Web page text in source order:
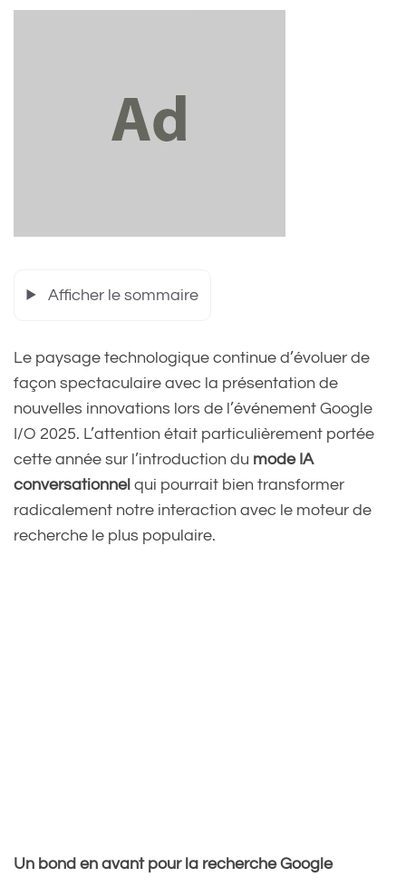
Afficher le sommaire
Le paysage technologique continue d’évoluer de
façon spectaculaire avec la présentation de
nouvelles innovations lors de l’événement Google
I/O 2025. L’attention était particulièrement portée
cette année sur l’introduction du mode IA
conversationnel qui pourrait bien transformer
radicalement notre interaction avec le moteur de
recherche le plus populaire.
Un bond en avant pour la recherche Google